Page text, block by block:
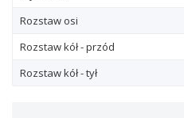
Rozstaw osi
Rozstaw kół - przód
Rozstaw kół - tył